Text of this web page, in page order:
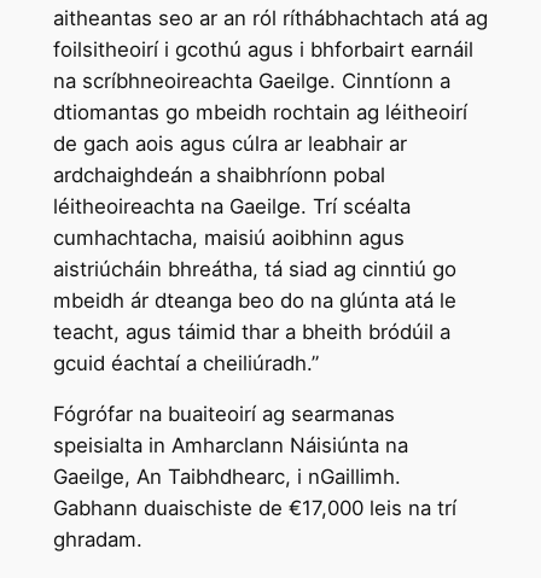
aitheantas seo ar an ról ríthábhachtach atá ag
foilsitheoirí i gcothú agus i bhforbairt earnáil
na scríbhneoireachta Gaeilge. Cinntíonn a
dtiomantas go mbeidh rochtain ag léitheoirí
de gach aois agus cúlra ar leabhair ar
ardchaighdeán a shaibhríonn pobal
léitheoireachta na Gaeilge. Trí scéalta
cumhachtacha, maisiú aoibhinn agus
aistriúcháin bhreátha, tá siad ag cinntiú go
mbeidh ár dteanga beo do na glúnta atá le
teacht, agus táimid thar a bheith bródúil a
gcuid éachtaí a cheiliúradh.”
Fógrófar na buaiteoirí ag searmanas
speisialta in Amharclann Náisiúnta na
Gaeilge, An Taibhdhearc, i nGaillimh.
Gabhann duaischiste de €17,000 leis na trí
ghradam.